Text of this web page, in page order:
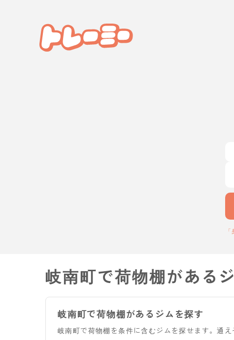
岐南町で荷物棚がある
岐南町で荷物棚があるジムを探す
岐南町で荷物棚を条件に含むジムを探せます。通